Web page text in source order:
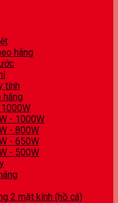
hãng
tính
hãng
- 1000W
- 800W
- 650W
- 500W
2 mặt kính (hồ cá)